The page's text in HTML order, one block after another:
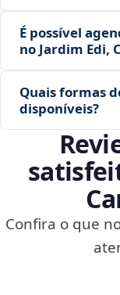
É possível
no Jardim Edi,
Quais formas
disponíveis?
Confira o que